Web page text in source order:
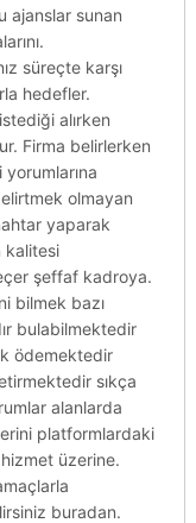
ajanslar sunan
süreçte karşı
hedefler.
alırken
Firma belirlerken
olmayan
yaparak
kalitesi
şeffaf kadroya.
bilmek bazı
bulabilmektedir
ödemektedir
sıkça
alanlarda
platformlardaki
hizmet üzerine.
buradan.